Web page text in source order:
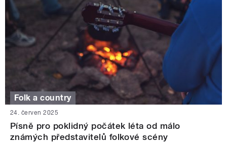
Folk a country
24. červen 2025
Písně pro poklidný počátek léta od málo
známých představitelů folkové scény